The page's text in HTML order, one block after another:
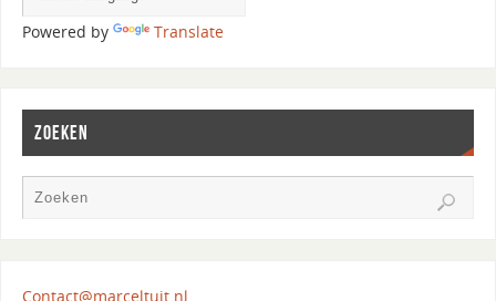
Powered by Translate
ZOEKEN
Contact@marceltuit.nl